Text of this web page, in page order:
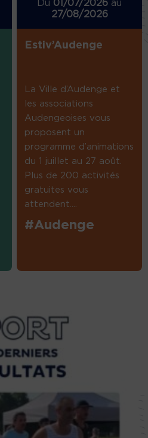
Du 01/07/2026 au
27/08/2026
Estiv’Audenge
La Ville d’Audenge et
les associations
Audengeoises vous
proposent un
programme d’animations
du 1 juillet au 27 août.
Plus de 200 activités
gratuites vous
attendent....
#Audenge